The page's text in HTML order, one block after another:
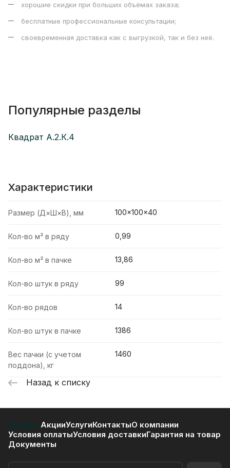
хорошие скидки при больших объёмах заказа;
бесплатные профессиональные консультации;
своевременная доставка как с выгрузкой, так и без неё.
Популярные разделы
Квадрат А.2.К.4
Характеристики
Размер (Д×Ш×В), мм 100×100×40
Кол-во м² в ряду 0,99
Кол-во м² в пачке 13,86
Кол-во штук в ряду 99
Кол-во рядов 14
Кол-во штук в пачке 1386
Вес пачки (с учетом
поддона), кг
1460
Назад к списку
КаталогАкцииУслугиКонтактыО компании
Условия оплатыУсловия доставкиГарантия на товар
Документы